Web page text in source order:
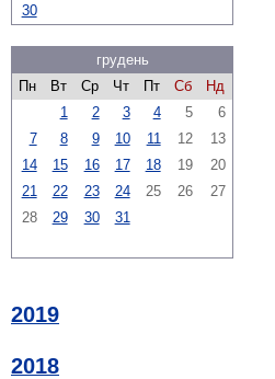
30
грудень
Пн
Вт Ср Чт Пт Сб
Нд
1
2 3 4 5
6
7
8 9 10 11 12
13
14
15 16 17 18 19
20
21
22 23 24 25 26
27
28
29 30 31
2019
2018